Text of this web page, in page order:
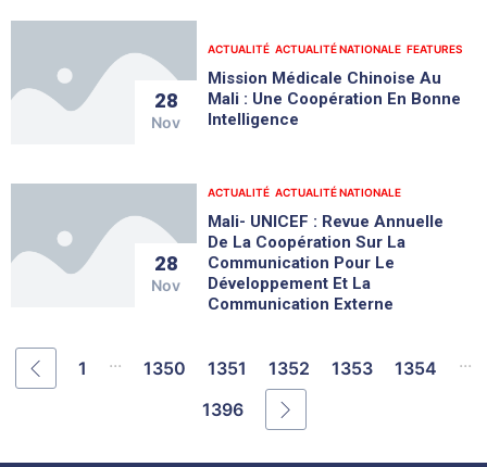
28
Nov
ACTUALITÉ ACTUALITÉ NATIONALE FEATURES
Mission Médicale Chinoise Au
Mali : Une Coopération En Bonne
Intelligence
28
Nov
ACTUALITÉ ACTUALITÉ NATIONALE
Mali- UNICEF : Revue Annuelle
De La Coopération Sur La
Communication Pour Le
Développement Et La
Communication Externe
1 ... 1350 1351 1352 1353 1354 ...
1396